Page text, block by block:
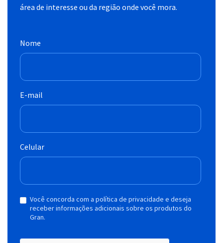
área de interesse ou da região onde você mora.
Nome
E-mail
Celular
Você concorda com a política de privacidade e deseja
receber informações adicionais sobre os produtos do
Gran.